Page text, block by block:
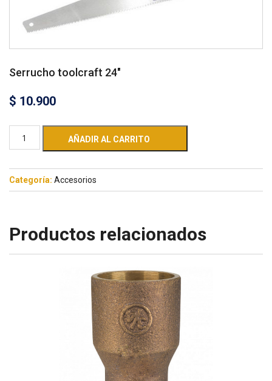
Serrucho toolcraft 24″
$ 10.900
AÑADIR AL CARRITO
Categoría: Accesorios
Productos relacionados